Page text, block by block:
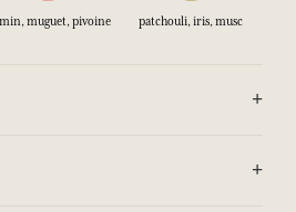
muguet, pivoine patchouli, iris, musc